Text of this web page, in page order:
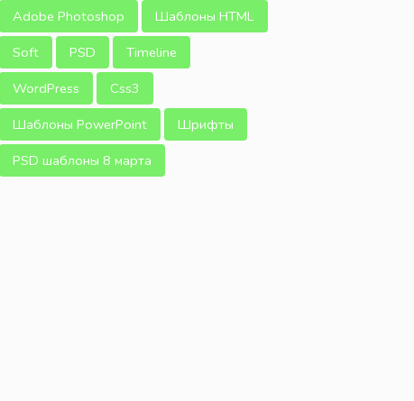
Adobe Photoshop
Шаблоны HTML
Soft
PSD
Timeline
WordPress
Css3
Шаблоны PowerPoint
Шрифты
PSD шаблоны 8 марта